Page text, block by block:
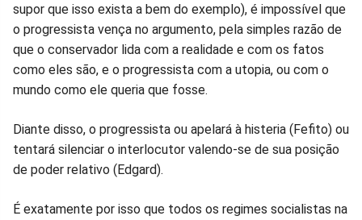
supor que isso exista a bem do exemplo), é impossível que
o progressista vença no argumento, pela simples razão de
que o conservador lida com a realidade e com os fatos
como eles são, e o progressista com a utopia, ou com o
mundo como ele queria que fosse.
Diante disso, o progressista ou apelará à histeria (Fefito) ou
tentará silenciar o interlocutor valendo-se de sua posição
de poder relativo (Edgard).
É exatamente por isso que todos os regimes socialistas na